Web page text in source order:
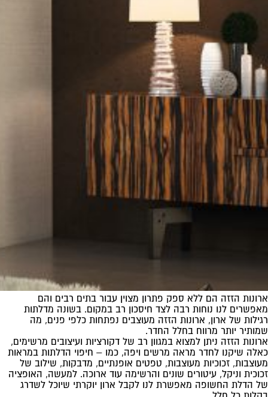
ארונות הזזה הם ללא ספק פתרון מצוין עבור בתים רבים והם
מאפשרים לנו נוחות רבה לצד חיסכון רב במקום. בשונה מדלתות
רגילות של ארון, ארונות הזזה מעוצבים נפתחות כלפי פנים, מה
שמותיר יותר מרווח בחלל החדר.
ארונות הזזה ניתן למצוא במגוון רב של דקורציות ועיצובים מרשימים,
כאלה שיקנו לחדר מראה מרשים ויפה, כמו – חיפוי הדלתות במראות
מעוצבות, זכוכיות מעוצבות, טפטים אופנתיים, מדבקות, שילוב של
זכוכית וניקל, עיטורים שונים והרשימה עוד ארוכה. למעשה, האופציה
של הדלת החשופה מאפשרת לנו לקבל ארון יוקרתי שיוכל לשדרג